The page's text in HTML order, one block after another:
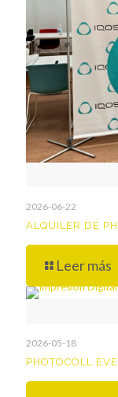
2026-06-22
ALQUILER DE
Leer más
2026-05-18
PHOTOCOLL